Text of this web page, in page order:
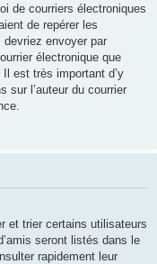
de courriers électroniques
de repérer les
envoyer par
électronique que
est très important d’y
sur l’auteur du courrier
et trier certains utilisateurs
seront listés dans le
rapidement leur